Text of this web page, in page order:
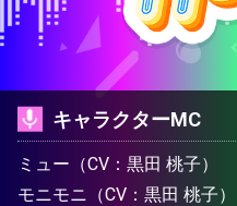
キャラクターMC
ミュー（CV：黒田 桃子）
モニモニ（CV：黒田 桃子）